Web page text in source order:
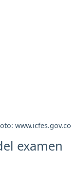
www.icfes.gov.co
examen